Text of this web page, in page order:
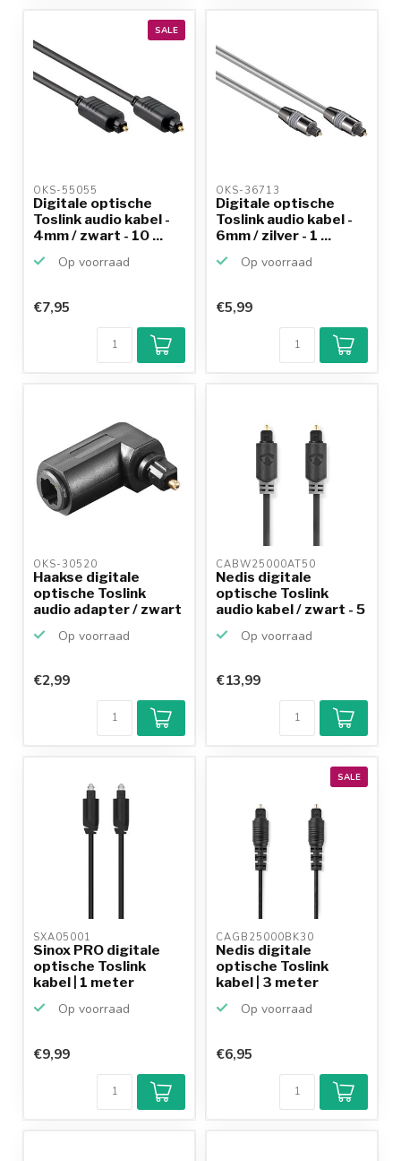
SALE
OKS-55055
Digitale optische
Toslink audio kabel -
4mm / zwart - 10 ...
Op voorraad
€7,95
OKS-36713
Digitale optische
Toslink audio kabel -
6mm / zilver - 1 ...
Op voorraad
€5,99
OKS-30520
Haakse digitale
optische Toslink
audio adapter / zwart
Op voorraad
€2,99
CABW25000AT50
Nedis digitale
optische Toslink
audio kabel / zwart - 5
Op voorraad
€13,99
SXA05001
Sinox PRO digitale
optische Toslink
kabel | 1 meter
Op voorraad
€9,99
SALE
CAGB25000BK30
Nedis digitale
optische Toslink
kabel | 3 meter
Op voorraad
€6,95